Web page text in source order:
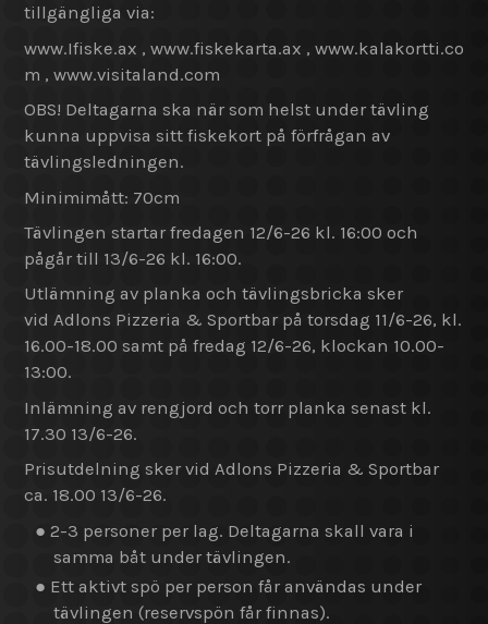
tillgängliga via:
www.Ifiske.ax , www.fiskekarta.ax , www.kalakortti.co
m , www.visitaland.com
OBS! Deltagarna ska när som helst under tävling
kunna uppvisa sitt fiskekort på förfrågan av
tävlingsledningen.
Minimimått: 70cm
Tävlingen startar fredagen 12/6-26 kl. 16:00 och
pågår till 13/6-26 kl. 16:00.
Utlämning av planka och tävlingsbricka sker
vid Adlons Pizzeria & Sportbar på torsdag 11/6-26, kl.
16.00-18.00 samt på fredag 12/6-26, klockan 10.00-
13:00.
Inlämning av rengjord och torr planka senast kl.
17.30 13/6-26.
Prisutdelning sker vid Adlons Pizzeria & Sportbar
ca. 18.00 13/6-26.
● 2-3 personer per lag. Deltagarna skall vara i
samma båt under tävlingen.
● Ett aktivt spö per person får användas under
tävlingen (reservspön får finnas).